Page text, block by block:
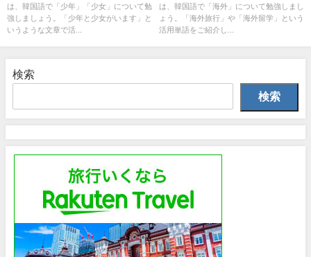
は、韓国語で「少年」「少女」について勉
強しましょう。「少年と少女がいます」と
いうような文章で活...
は、韓国語で「海外」について勉強しまし
ょう。「海外旅行」や「海外留学」という
活用単語をご紹介し...
検索
検索